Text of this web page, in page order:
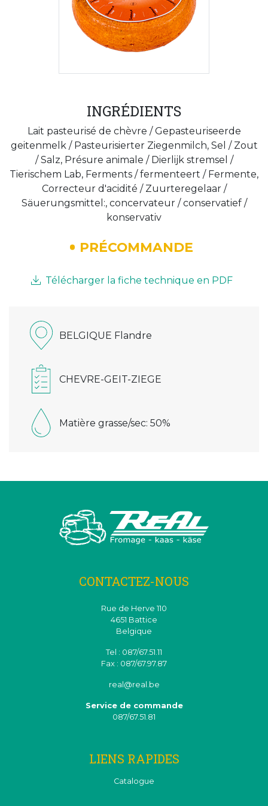
INGRÉDIENTS
Lait pasteurisé de chèvre / Gepasteuriseerde
geitenmelk / Pasteurisierter Ziegenmilch, Sel / Zout
/ Salz, Présure animale / Dierlijk stremsel /
Tierischem Lab, Ferments / fermenteert / Fermente,
Correcteur d'acidité / Zuurteregelaar /
Säuerungsmittel:, concervateur / conservatief /
konservativ
PRÉCOMMANDE
Télécharger la fiche technique en PDF
BELGIQUE Flandre
CHEVRE-GEIT-ZIEGE
Matière grasse/sec: 50%
CONTACTEZ-NOUS
Rue de Herve 110
4651 Battice
Belgique
Tel : 087/67.51.11
Fax : 087/67.97.87
real@real.be
Service de commande
087/67.51.81
LIENS RAPIDES
Catalogue